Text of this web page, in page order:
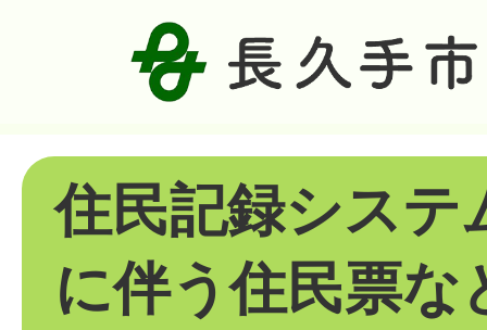
住民記録システ
に伴う住民票な